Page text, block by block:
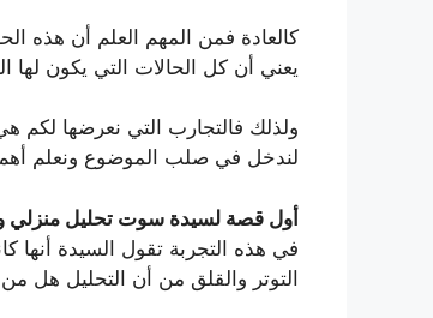
كالعادة فمن المهم العلم أن هذه
يعني أن كل الحالات التي يكون لها
ولذلك فالتجارب التي نعرضها لكم
لندخل في صلب الموضوع ونعلم
أول قصة لسيدة سوت تحليل
في هذه التجربة تقول السيدة أنها
التوتر والقلق من أن التحليل هل